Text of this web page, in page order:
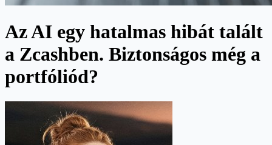
Az AI egy hatalmas hibát talált
a Zcashben. Biztonságos még a
portfóliód?